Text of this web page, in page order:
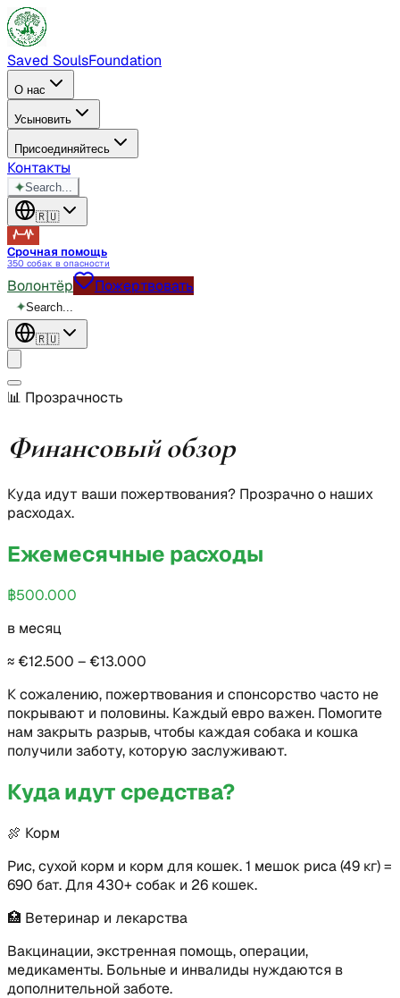
Saved SoulsFoundation
О нас
Усыновить
Присоединяйтесь
Контакты
✦Search...
🇷🇺
Срочная помощь
350 собак в опасности
Волонтёр Пожертвовать
✦Search...
🇷🇺
📊 Прозрачность
Финансовый обзор
Куда идут ваши пожертвования? Прозрачно о наших
расходах.
Ежемесячные расходы
฿500.000
в месяц
≈ €12.500 – €13.000
К сожалению, пожертвования и спонсорство часто не
покрывают и половины. Каждый евро важен. Помогите
нам закрыть разрыв, чтобы каждая собака и кошка
получили заботу, которую заслуживают.
Куда идут средства?
🍖 Корм
Рис, сухой корм и корм для кошек. 1 мешок риса (49 кг) =
690 бат. Для 430+ собак и 26 кошек.
🏥 Ветеринар и лекарства
Вакцинации, экстренная помощь, операции,
медикаменты. Больные и инвалиды нуждаются в
дополнительной заботе.